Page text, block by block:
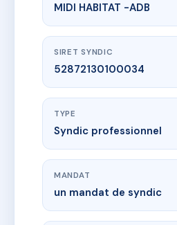
MIDI HABITAT -ADB
SIRET SYNDIC
52872130100034
TYPE
Syndic professionnel
MANDAT
un mandat de syndic